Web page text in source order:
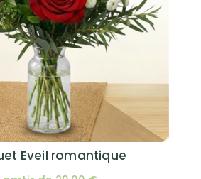
Eveil romantique